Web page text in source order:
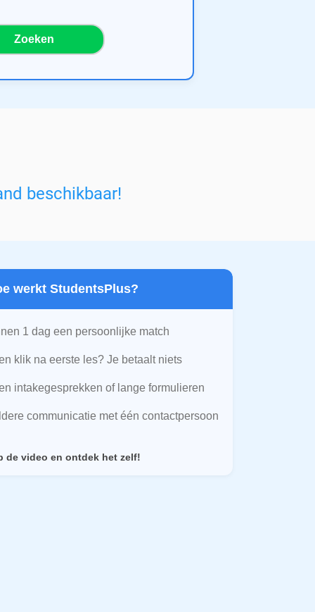
Zoeken
beschikbaar!
werkt StudentsPlus?
1 dag een persoonlijke match
klik na eerste les? Je betaalt niets
intakegesprekken of lange formulieren
communicatie met één contactpersoon
de video en ontdek het zelf!